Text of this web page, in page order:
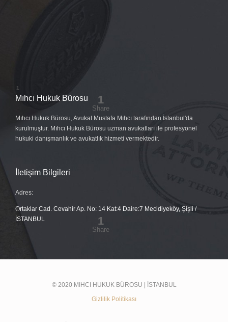
Mıhcı Hukuk Bürosu
Mıhcı Hukuk Bürosu, Avukat Mustafa Mıhcı tarafından İstanbul'da
kurulmuştur. Mıhcı Hukuk Bürosu uzman avukatları ile profesyonel
hukuki danışmanlık ve avukatlık hizmeti vermektedir.
İletişim Bilgileri
Adres:
Ortaklar Cad. Cevahir Ap. No: 14 Kat:4 Daire:7 Mecidiyeköy, Şişli /
İSTANBUL
© 2020 MIHCI HUKUK BÜROSU | İSTANBUL
Gizlilik Politikası